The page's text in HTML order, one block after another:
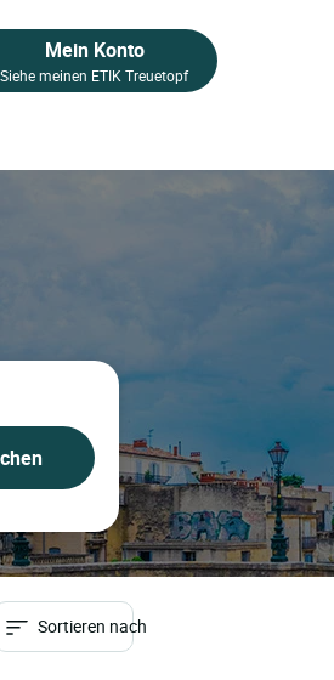
Mein Konto
Siehe meinen ETIK Treuetopf
Sortieren nach